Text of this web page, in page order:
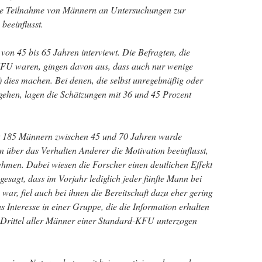
Teilnahme von Männern an Untersuchungen zur
45 bis 65 Jahren interviewt. Die Befragten, die
waren, gingen davon aus, dass auch nur wenige
machen. Bei denen, die selbst unregelmäßig oder
lagen die Schätzungen mit 36 und 45 Prozent
Männern zwischen 45 und 70 Jahren wurde
das Verhalten Anderer die Motivation beeinflusst,
Dabei wiesen die Forscher einen deutlichen Effekt
dass im Vorjahr lediglich jeder fünfte Mann bei
fiel auch bei ihnen die Bereitschaft dazu eher gering
Interesse in einer Gruppe, die die Information erhalten
aller Männer einer Standard-KFU unterzogen